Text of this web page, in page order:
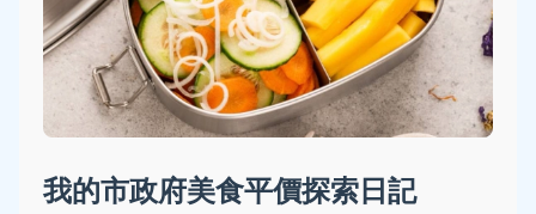
我的市政府美食平價探索日記